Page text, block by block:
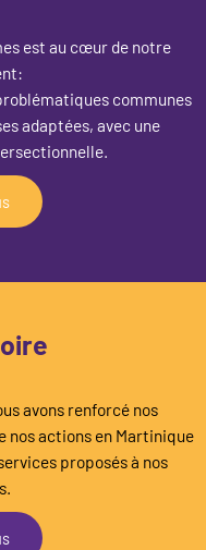
est au cœur de notre
communes
adaptées, avec une
avons renforcé nos
nos actions en Martinique
proposés à nos